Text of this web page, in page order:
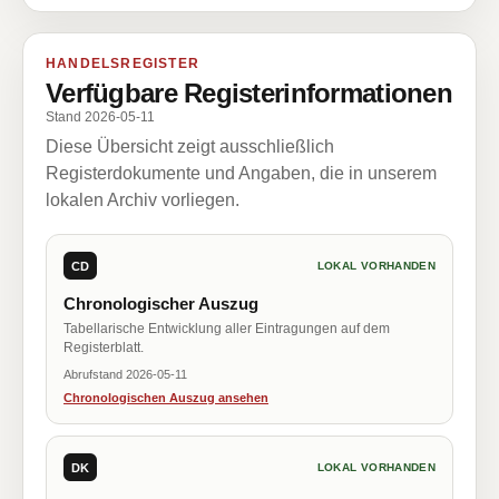
HANDELSREGISTER
Verfügbare Registerinformationen
Stand 2026-05-11
Diese Übersicht zeigt ausschließlich
Registerdokumente und Angaben, die in unserem
lokalen Archiv vorliegen.
CD LOKAL VORHANDEN
Chronologischer Auszug
Tabellarische Entwicklung aller Eintragungen auf dem
Registerblatt.
Abrufstand 2026-05-11
Chronologischen Auszug ansehen
DK LOKAL VORHANDEN